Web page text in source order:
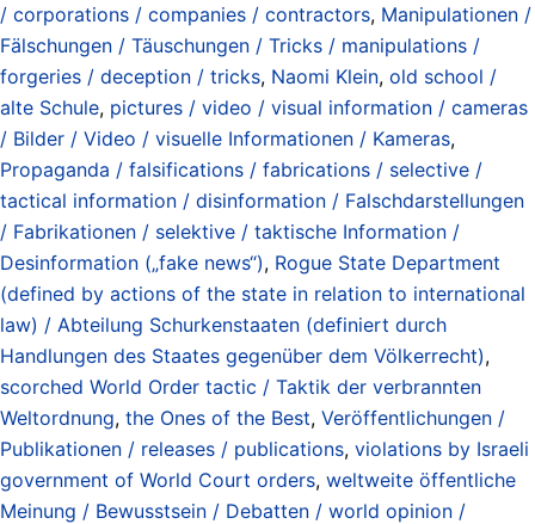
/ corporations / companies / contractors, Manipulationen /
Fälschungen / Täuschungen / Tricks / manipulations /
forgeries / deception / tricks, Naomi Klein, old school /
alte Schule, pictures / video / visual information / cameras
/ Bilder / Video / visuelle Informationen / Kameras,
Propaganda / falsifications / fabrications / selective /
tactical information / disinformation / Falschdarstellungen
/ Fabrikationen / selektive / taktische Information /
Desinformation („fake news“), Rogue State Department
(defined by actions of the state in relation to international
law) / Abteilung Schurkenstaaten (definiert durch
Handlungen des Staates gegenüber dem Völkerrecht),
scorched World Order tactic / Taktik der verbrannten
Weltordnung, the Ones of the Best, Veröffentlichungen /
Publikationen / releases / publications, violations by Israeli
government of World Court orders, weltweite öffentliche
Meinung / Bewusstsein / Debatten / world opinion /